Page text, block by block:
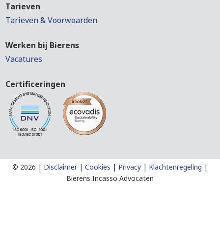
Tarieven
Tarieven & Voorwaarden
Werken bij Bierens
Vacatures
Certificeringen
© 2026 | Disclaimer| Cookies | Privacy | Klachtenregeling |
Bierens Incasso Advocaten